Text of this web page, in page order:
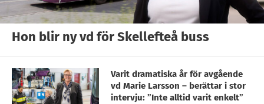
Hon blir ny vd för Skellefteå buss
Varit dramatiska år för avgående
vd Marie Larsson – berättar i stor
intervju: ”Inte alltid varit enkelt”